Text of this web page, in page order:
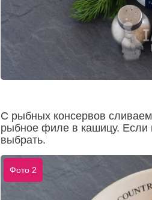
С рыбных консервов
рыбное филе в кашицу. Если
выбрать.
Фото 2